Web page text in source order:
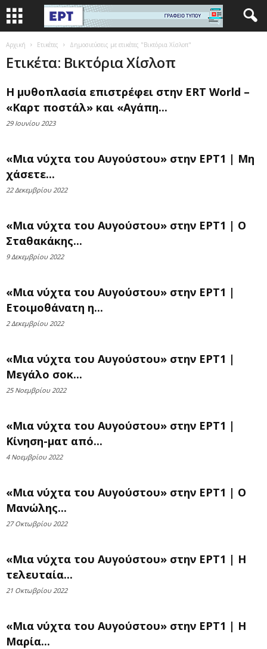
Αρχική Ετικέτες Δημοσιεύσεις με ετικέτες "Βικτόρια Χίσλοπ"
Ετικέτα: Βικτόρια Χίσλοπ
Η μυθοπλασία επιστρέφει στην ERT World –
«Καρτ ποστάλ» και «Αγάπη...
29 Ιουνίου 2023
«Μια νύχτα του Αυγούστου» στην ΕΡΤ1 | Μη
χάσετε...
22 Δεκεμβρίου 2022
«Μια νύχτα του Αυγούστου» στην ΕΡΤ1 | Ο
Σταθακάκης...
9 Δεκεμβρίου 2022
«Μια νύχτα του Αυγούστου» στην ΕΡΤ1 |
Ετοιμοθάνατη η...
2 Δεκεμβρίου 2022
«Μια νύχτα του Αυγούστου» στην ΕΡΤ1 |
Μεγάλο σοκ...
25 Νοεμβρίου 2022
«Μια νύχτα του Αυγούστου» στην ΕΡΤ1 |
Κίνηση-ματ από...
4 Νοεμβρίου 2022
«Μια νύχτα του Αυγούστου» στην ΕΡΤ1 | Ο
Μανώλης...
27 Οκτωβρίου 2022
«Μια νύχτα του Αυγούστου» στην ΕΡΤ1 | Η
τελευταία...
21 Οκτωβρίου 2022
«Μια νύχτα του Αυγούστου» στην ΕΡΤ1 | Η
Μαρία...